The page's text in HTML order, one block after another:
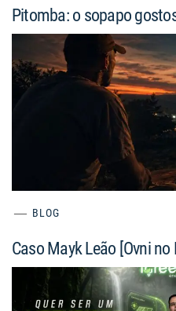
Pitomba: o sopapo
BLOG
Caso Mayk Leão [Ovni no